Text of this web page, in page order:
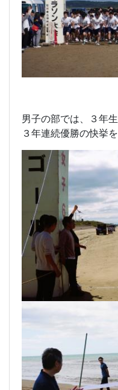
男子の部では、３年
３年連続優勝の快挙